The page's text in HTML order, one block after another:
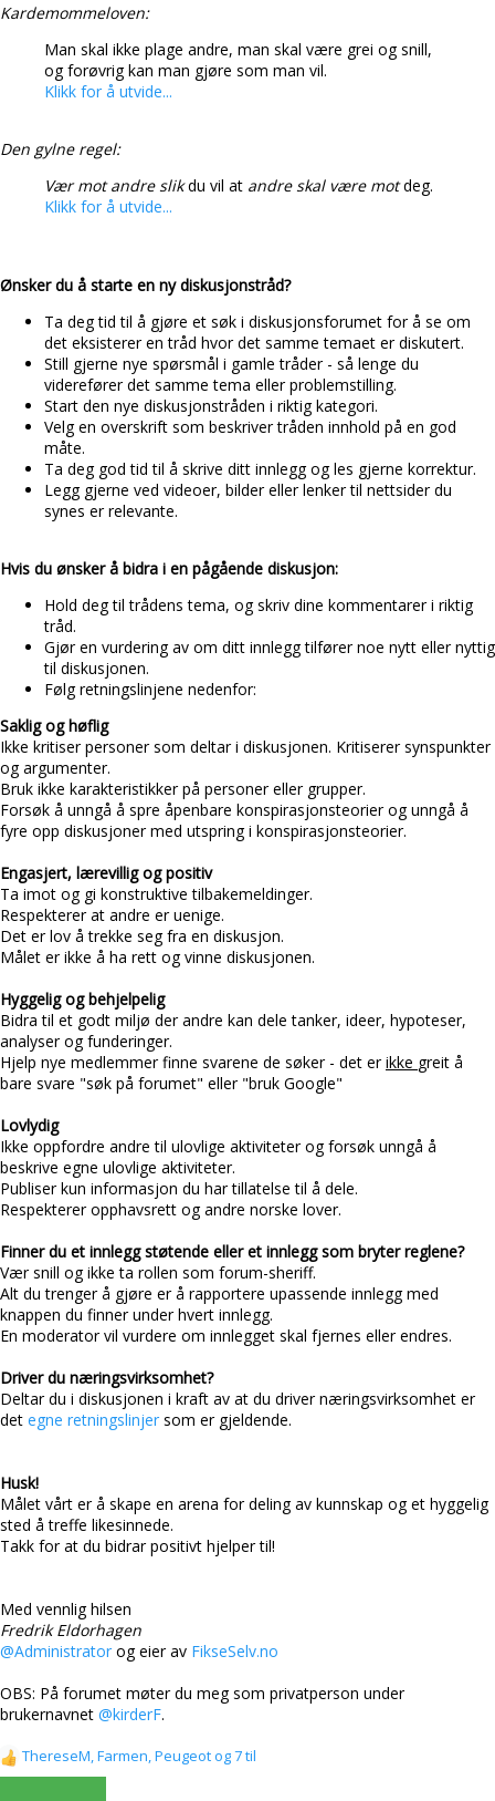
Kardemommeloven:
Man skal ikke plage andre, man skal være grei og snill,
og forøvrig kan man gjøre som man vil.
Klikk for å utvide...
Den gylne regel:
Vær mot andre slikdu vil at andre skal være motdeg.
Klikk for å utvide...
Ønsker du å starte en ny diskusjonstråd?
Ta deg tid til å gjøre et søk i diskusjonsforumet for å se om
det eksisterer en tråd hvor det samme temaet er diskutert.
Still gjerne nye spørsmål i gamle tråder - så lenge du
viderefører det samme tema eller problemstilling.
Start den nye diskusjonstråden i riktig kategori.
Velg en overskrift som beskriver tråden innhold på en god
måte.
Ta deg god tid til å skrive ditt innlegg og les gjerne korrektur.
Legg gjerne ved videoer, bilder eller lenker til nettsider du
synes er relevante.
Hvis du ønsker å bidra i en pågående diskusjon:
Hold deg til trådens tema, og skriv dine kommentarer i riktig
tråd.
Gjør en vurdering av om ditt innlegg tilfører noe nytt eller nyttig
til diskusjonen.
Følg retningslinjene nedenfor:
Saklig og høflig
Ikke kritiser personer som deltar i diskusjonen. Kritiserer synspunkter
og argumenter.
Bruk ikke karakteristikker på personer eller grupper.
Forsøk å unngå å spre åpenbare konspirasjonsteorier og unngå å
fyre opp diskusjoner med utspring i konspirasjonsteorier.
Engasjert, lærevillig og positiv
Ta imot og gi konstruktive tilbakemeldinger.
Respekterer at andre er uenige.
Det er lov å trekke seg fra en diskusjon.
Målet er ikke å ha rett og vinne diskusjonen.
Hyggelig og behjelpelig
Bidra til et godt miljø der andre kan dele tanker, ideer, hypoteser,
analyser og funderinger.
Hjelp nye medlemmer finne svarene de søker - det erikke greit å
bare svare "søk på forumet" eller "bruk Google"
Lovlydig
Ikke oppfordre andre til ulovlige aktiviteter og forsøk unngå å
beskrive egne ulovlige aktiviteter.
Publiser kun informasjon du har tillatelse til å dele.
Respekterer opphavsrett og andre norske lover.
Finner du et innlegg støtende eller et innlegg som bryter reglene?
Vær snill og ikke ta rollen som forum-sheriff.
Alt du trenger å gjøre er å rapportere upassende innlegg med
knappen du finner under hvert innlegg.
En moderator vil vurdere om innlegget skal fjernes eller endres.
Driver du næringsvirksomhet?
Deltar du i diskusjonen i kraft av at du driver næringsvirksomhet er
det egne retningslinjer som er gjeldende.
Husk!
Målet vårt er å skape en arena for deling av kunnskap og et hyggelig
sted å treffe likesinnede.
Takk for at du bidrar positivt hjelper til!
Med vennlig hilsen
Fredrik Eldorhagen
@Administrator og eier av FikseSelv.no
OBS: På forumet møter du meg som privatperson under
brukernavnet @kirderF.
R
e
ThereseM,Farmen,Peugeotog 7 til